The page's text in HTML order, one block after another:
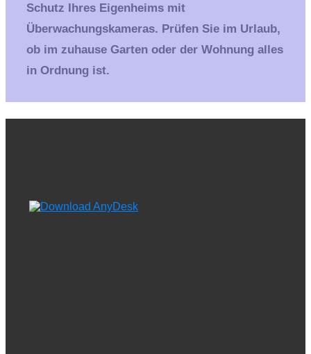
Schutz Ihres Eigenheims mit
Überwachungskameras. Prüfen Sie im Urlaub,
ob im zuhause Garten oder der Wohnung alles
in Ordnung ist.